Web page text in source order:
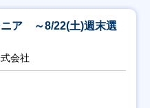
ニア ～8/22(土)週末選
会社